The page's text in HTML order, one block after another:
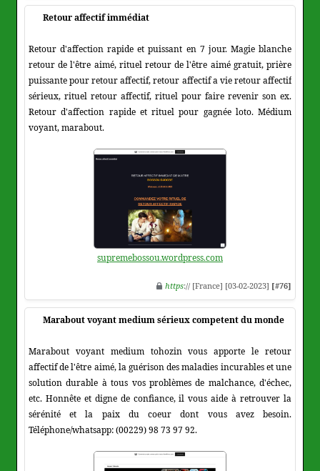
Retour affectif immédiat
Retour d'affection rapide et puissant en 7 jour. Magie blanche
retour de l'être aimé, rituel retour de l'être aimé gratuit, prière
puissante pour retour affectif, retour affectif a vie retour affectif
sérieux, rituel retour affectif, rituel pour faire revenir son ex.
Retour d'affection rapide et rituel pour gagnée loto. Médium
voyant, marabout.
supremebossou.wordpress.com
https:// [France] [03-02-2023] [#76]
Marabout voyant medium sérieux competent du monde
Marabout voyant medium tohozin vous apporte le retour
affectif de l'être aimé, la guérison des maladies incurables et une
solution durable à tous vos problèmes de malchance, d'échec,
etc. Honnête et digne de confiance, il vous aide à retrouver la
sérénité et la paix du coeur dont vous avez besoin.
Téléphone/whatsapp: (00229) 98 73 97 92.